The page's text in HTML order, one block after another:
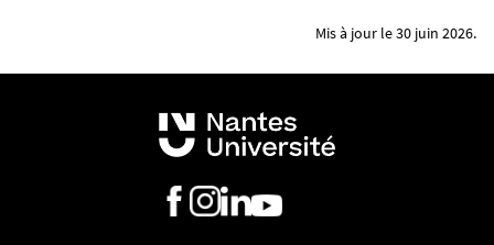
Mis à jour le 30 juin 2026.